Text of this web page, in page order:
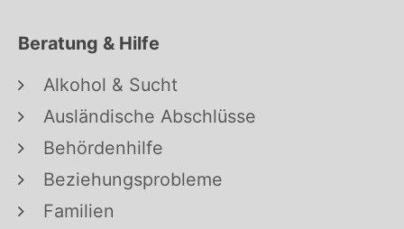
Beratung & Hilfe
Alkohol & Sucht
Ausländische Abschlüsse
Behördenhilfe
Beziehungsprobleme
Familien